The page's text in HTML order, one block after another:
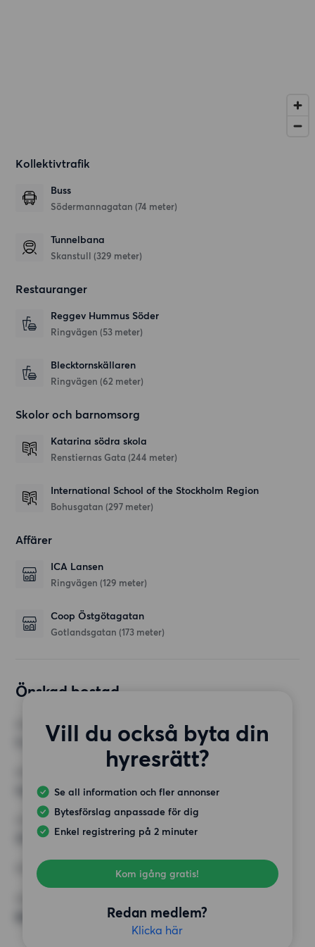
Kollektivtrafik
Buss
Södermannagatan (74 meter)
Tunnelbana
Skanstull (329 meter)
Restauranger
Reggev Hummus Söder
Ringvägen (53 meter)
Blecktornskällaren
Ringvägen (62 meter)
Skolor och barnomsorg
Katarina södra skola
Renstiernas Gata (244 meter)
International School of the Stockholm Region
Bohusgatan (297 meter)
Affärer
ICA Lansen
Ringvägen (129 meter)
Coop Östgötagatan
Gotlandsgatan (173 meter)
Önskad bostad
Vill du också byta din
hyresrätt?
Se all information och fler annonser
Bytesförslag anpassade för dig
Enkel registrering på 2 minuter
Kom igång gratis!
Redan medlem?
Klicka här
MINST ANTAL KVADRATMETER
Inget val
HÖGSTA HYRA
20 000 kr
KRAV
Bildad BRF, Inga speciella preferenser